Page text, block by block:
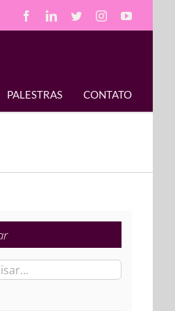
FacebookLinkedIn
TwitterInstagramYouTube
PALESTRAS CONTATO